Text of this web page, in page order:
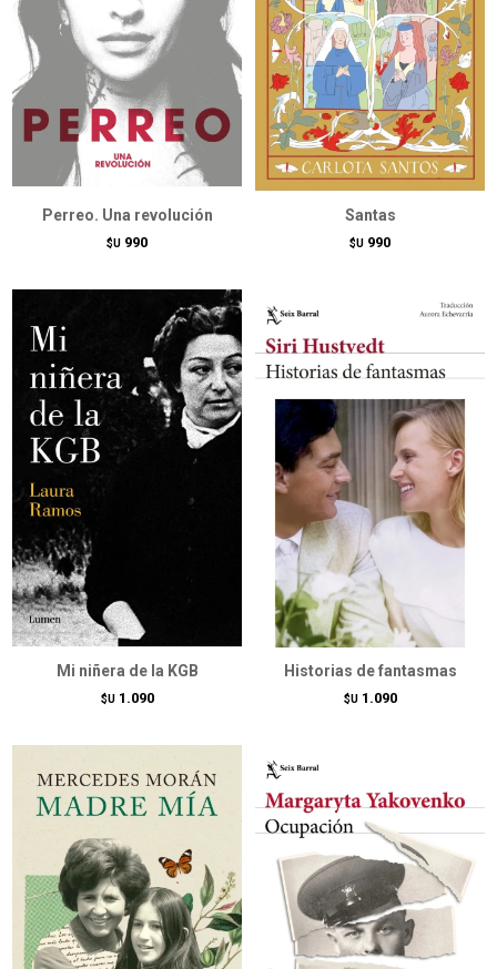
Perreo. Una revolución
$U 990
Santas
$U 990
Mi niñera de la KGB
$U 1.090
Historias de fantasmas
$U 1.090